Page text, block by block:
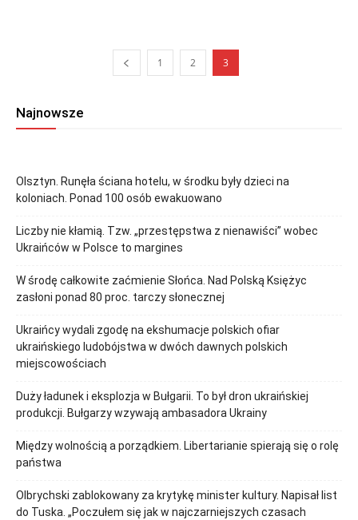
1 2 3
Najnowsze
Olsztyn. Runęła ściana hotelu, w środku były dzieci na
koloniach. Ponad 100 osób ewakuowano
Liczby nie kłamią. Tzw. „przestępstwa z nienawiści” wobec
Ukraińców w Polsce to margines
W środę całkowite zaćmienie Słońca. Nad Polską Księżyc
zasłoni ponad 80 proc. tarczy słonecznej
Ukraińcy wydali zgodę na ekshumacje polskich ofiar
ukraińskiego ludobójstwa w dwóch dawnych polskich
miejscowościach
Duży ładunek i eksplozja w Bułgarii. To był dron ukraińskiej
produkcji. Bułgarzy wzywają ambasadora Ukrainy
Między wolnością a porządkiem. Libertarianie spierają się o rolę
państwa
Olbrychski zablokowany za krytykę minister kultury. Napisał list
do Tuska. „Poczułem się jak w najczarniejszych czasach